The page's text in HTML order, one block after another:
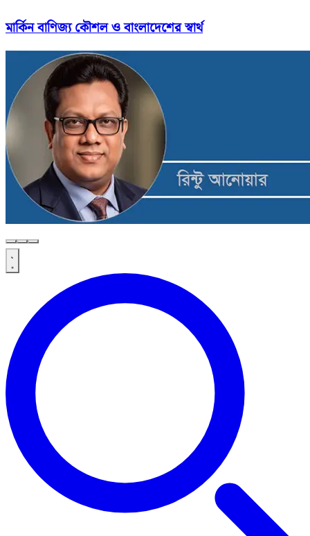
মার্কিন বাণিজ্য কৌশল ও বাংলাদেশের স্বার্থ